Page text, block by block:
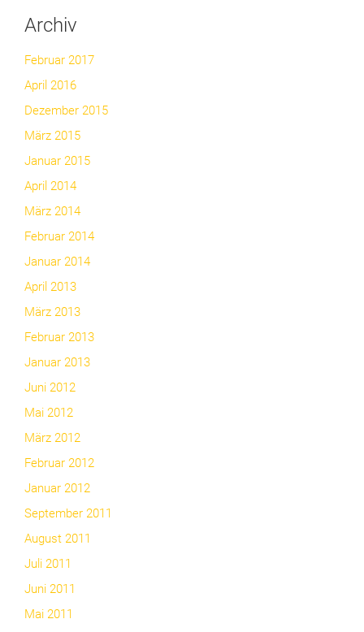
Archiv
Februar 2017
April 2016
Dezember 2015
März 2015
Januar 2015
April 2014
März 2014
Februar 2014
Januar 2014
April 2013
März 2013
Februar 2013
Januar 2013
Juni 2012
Mai 2012
März 2012
Februar 2012
Januar 2012
September 2011
August 2011
Juli 2011
Juni 2011
Mai 2011